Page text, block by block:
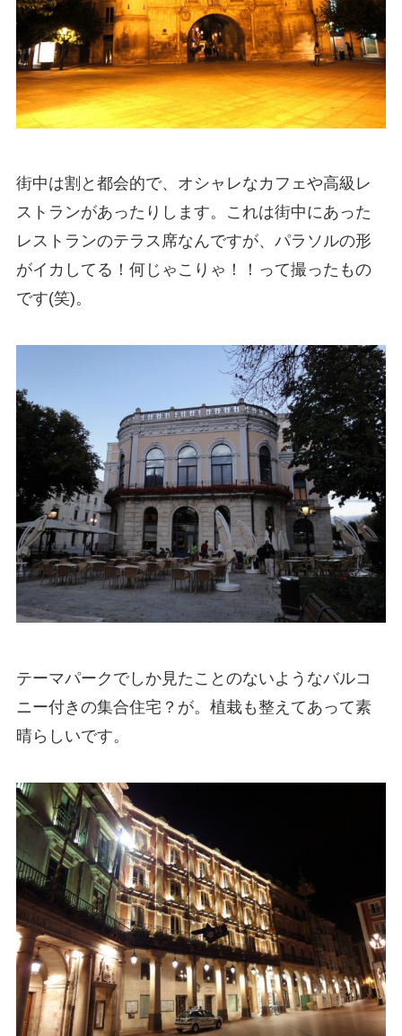
街中は割と都会的で、オシャレなカフェや高級レ
ストランがあったりします。これは街中にあった
レストランのテラス席なんですが、パラソルの形
がイカしてる！何じゃこりゃ！！って撮ったもの
です(笑)。
テーマパークでしか見たことのないようなバルコ
ニー付きの集合住宅？が。植栽も整えてあって素
晴らしいです。